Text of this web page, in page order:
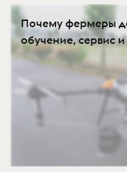
Почему фермеры
обучение, сервис